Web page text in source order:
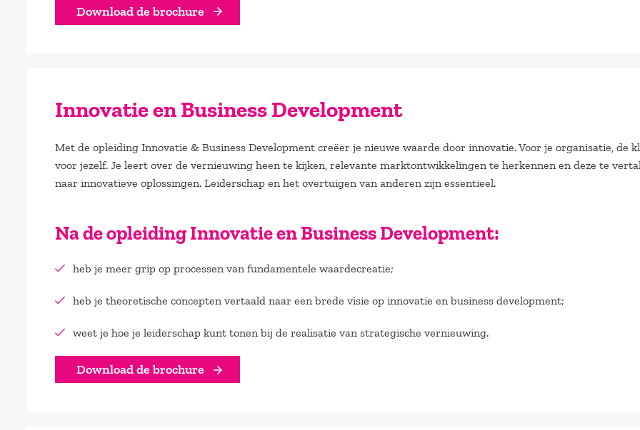
Download de brochure
Innovatie en Business Development
Met de opleiding Innovatie & Business Development creëer je nieuwe waarde door innovatie. Voor je organisatie, de
voor jezelf. Je leert over de vernieuwing heen te kijken, relevante marktontwikkelingen te herkennen en deze te
naar innovatieve oplossingen. Leiderschap en het overtuigen van anderen zijn essentieel.
Na de opleiding Innovatie en Business Development:
heb je meer grip op processen van fundamentele waardecreatie;
heb je theoretische concepten vertaald naar een brede visie op innovatie en business development;
weet je hoe je leiderschap kunt tonen bij de realisatie van strategische vernieuwing.
Download de brochure